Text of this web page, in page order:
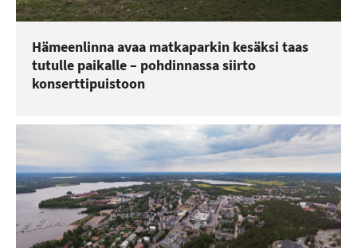
Hämeenlinna avaa matkaparkin kesäksi taas
tutulle paikalle – pohdinnassa siirto
konserttipuistoon